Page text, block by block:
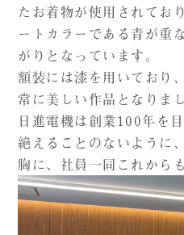
たお着物が使用されてお
ートカラーである青が重
がりとなっています。
額装には漆を用いており
常に美しい作品となりまし
日進電機は創業100年を
絶えることのないように
胸に、社員一同これから